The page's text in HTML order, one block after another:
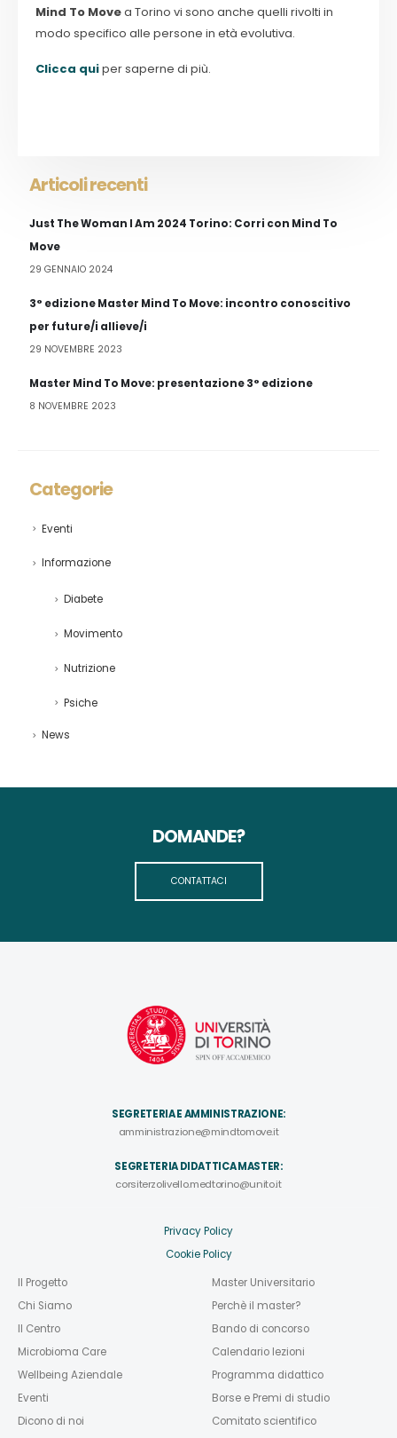
Mind To Movea Torino vi sono anche quelli rivolti in
modo specifico alle persone in età evolutiva.
Clicca quiper saperne di più.
Articoli recenti
Just The Woman I Am 2024 Torino: Corri con Mind To
Move
29 GENNAIO 2024
3° edizione Master Mind To Move: incontro conoscitivo
per future/i allieve/i
29 NOVEMBRE 2023
Master Mind To Move: presentazione 3° edizione
8 NOVEMBRE 2023
Categorie
Eventi
Informazione
Diabete
Movimento
Nutrizione
Psiche
News
DOMANDE?
CONTATTACI
SEGRETERIA E AMMINISTRAZIONE:
amministrazione@mindtomove.it
SEGRETERIA DIDATTICA MASTER:
corsiterzolivello.medtorino@unito.it
Privacy Policy
Cookie Policy
Il Progetto
Chi Siamo
Il Centro
Microbioma Care
Wellbeing Aziendale
Eventi
Dicono di noi
Master Universitario
Perchè il master?
Bando di concorso
Calendario lezioni
Programma didattico
Borse e Premi di studio
Comitato scientifico